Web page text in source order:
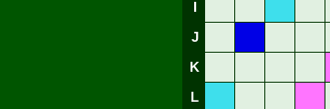
J
K
L